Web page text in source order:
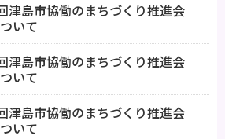
津島市協働のまちづくり推進会
いて
津島市協働のまちづくり推進会
いて
津島市協働のまちづくり推進会
いて